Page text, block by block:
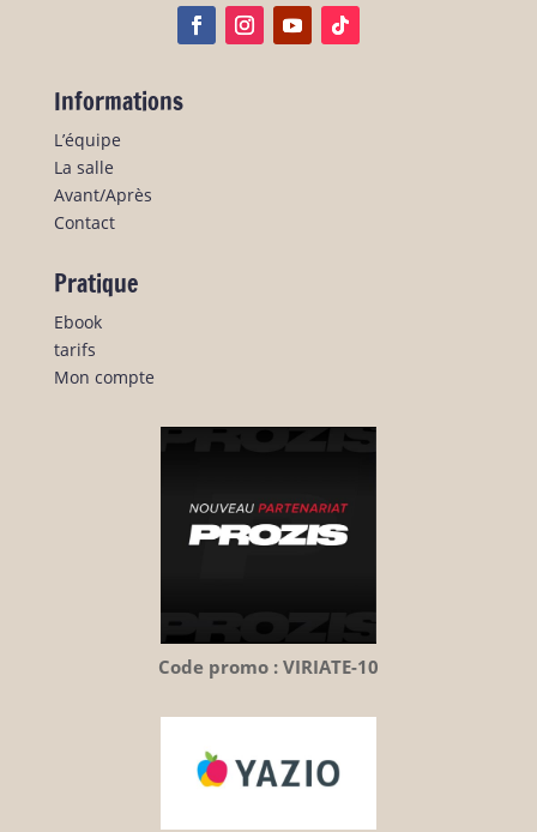
Informations
L’équipe
La salle
Avant/Après
Contact
Pratique
Ebook
tarifs
Mon compte
Code promo : VIRIATE-10